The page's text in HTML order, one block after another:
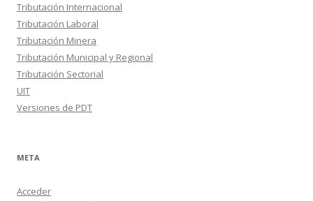
Tributación Internacional
Tributación Laboral
Tributación Minera
Tributación Municipal y Regional
Tributación Sectorial
UIT
Versiones de PDT
META
Acceder